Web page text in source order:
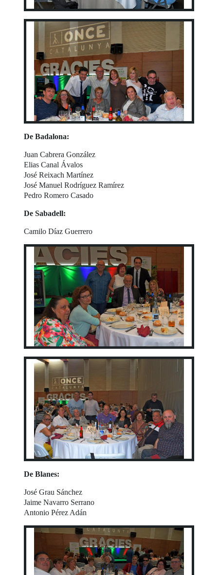
De Badalona:
Juan Cabrera González
Elias Canal Ávalos
José Reixach Martínez
José Manuel Rodríguez Ramírez
Pedro Romero Casado
De Sabadell:
Camilo Díaz Guerrero
De Blanes:
José Grau Sánchez
Jaime Navarro Serrano
Antonio Pérez Adán